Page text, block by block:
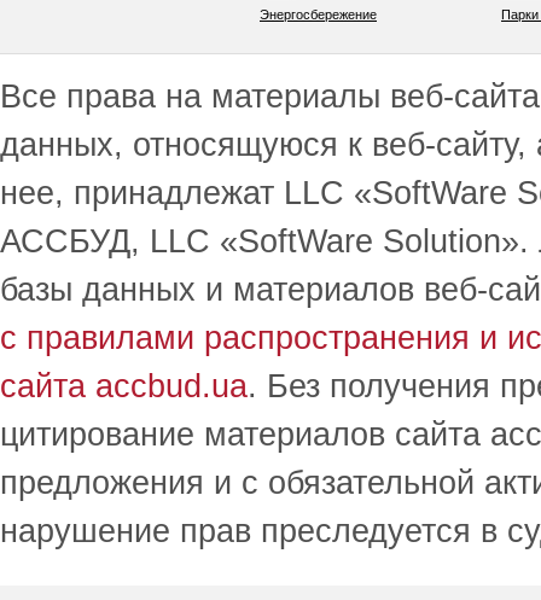
Энергосбережение
Все права на материалы веб-
данных, относящуюся к веб-
нее, принадлежат LLC
АССБУД, LLC «SoftWare Solution».
базы данных и материалов веб-
с правилами распространения и
сайта accbud.ua. Без получения
цитирование материалов сайта
предложения и с обязательной
нарушение прав преследуется в